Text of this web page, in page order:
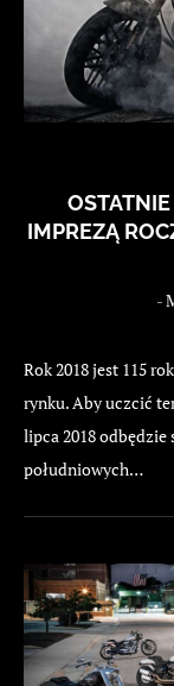
IMPREZĄ
-
Rok 2018 jest 115
rynku. Aby uczcić
lipca 2018 odbędzie
południowych…